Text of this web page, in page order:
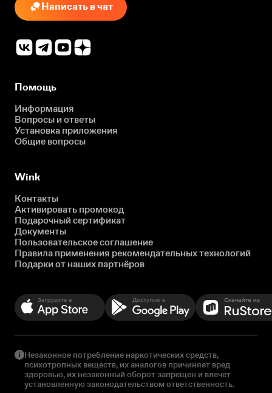
Написать в чат
Помощь
Информация
Вопросы и ответы
Установка приложения
Общие вопросы
Wink
Контакты
Активировать промокод
Подарочный сертификат
Документы
Пользовательское соглашение
Правила применения рекомендательных технологий
Подарки от наших партнёров
Незаконное потребление наркотических средств,
психотропных веществ, их аналогов причиняет вред
здоровью, их незаконный оборот запрещен и влечет
установленную законодательством ответственность.